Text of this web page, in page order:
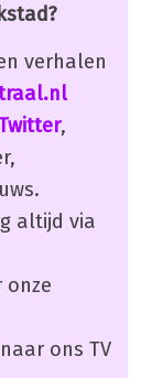
verhalen
,
altijd via
ons TV